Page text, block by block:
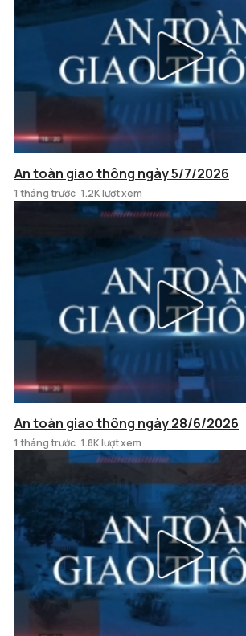
An toàn giao thông ngày 5/7/2026
1 tháng trước 1.2K lượt xem
An toàn giao thông ngày 28/6/2026
1 tháng trước 1.8K lượt xem